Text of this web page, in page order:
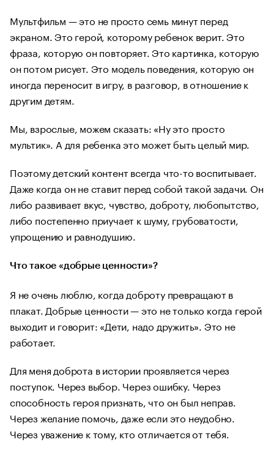
Мультфильм — это не просто семь минут перед
экраном. Это герой, которому ребенок верит. Это
фраза, которую он повторяет. Это картинка, которую
он потом рисует. Это модель поведения, которую он
иногда переносит в игру, в разговор, в отношение к
другим детям.
Мы, взрослые, можем сказать: «Ну это просто
мультик». А для ребенка это может быть целый мир.
Поэтому детский контент всегда что-то воспитывает.
Даже когда он не ставит перед собой такой задачи. Он
либо развивает вкус, чувство, доброту, любопытство,
либо постепенно приучает к шуму, грубоватости,
упрощению и равнодушию.
Что такое «добрые ценности»?
Я не очень люблю, когда доброту превращают в
плакат. Добрые ценности — это не только когда герой
выходит и говорит: «Дети, надо дружить». Это не
работает.
Для меня доброта в истории проявляется через
поступок. Через выбор. Через ошибку. Через
способность героя признать, что он был неправ.
Через желание помочь, даже если это неудобно.
Через уважение к тому, кто отличается от тебя.